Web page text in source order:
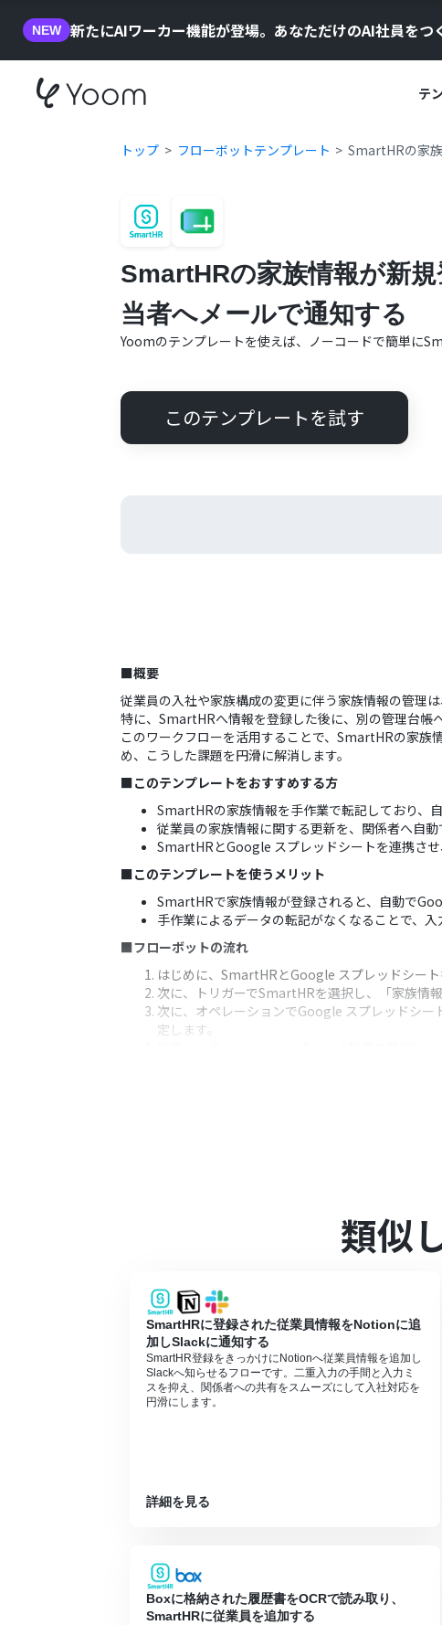
NEW 新たにAIワーカー機能が登場。あなただけのAI社員をつ
テ
トップ フローボットテンプレート SmartHRの家
SmartHRの家族情報が新
当者へメールで通知する
Yoomのテンプレートを使えば、ノーコードで簡単に
このテンプレートを試す
■概要
従業員の入社や家族構成の変更に伴う家族情報の管理
特に、SmartHRへ情報を登録した後に、別の管理台帳
このワークフローを活用することで、SmartHRの家
め、こうした課題を円滑に解消します。
■このテンプレートをおすすめする方
SmartHRの家族情報を手作業で転記しており、
従業員の家族情報に関する更新を、関係者へ自
SmartHRとGoogle スプレッドシートを連携さ
■このテンプレートを使うメリット
SmartHRで家族情報が登録されると、自動で
手作業によるデータの転記がなくなることで、
■フローボットの流れ
はじめに、SmartHRとGoogle スプレッドシート
次に、トリガーでSmartHRを選択し、「家族情
次に、オペレーションでGoogle スプレッドシ
定します。
SmartHR、Google スプレッドシートのそれぞ
類似
SmartHRに登録された従業員情報をNotionに追
加しSlackに通知する
SmartHR登録をきっかけにNotionへ従業員情報を追加し
Slackへ知らせるフローです。二重入力の手間と入力ミ
スを抑え、関係者への共有をスムーズにして入社対応を
円滑にします。
詳細を見る
Boxに格納された履歴書をOCRで読み取り、
SmartHRに従業員を追加する